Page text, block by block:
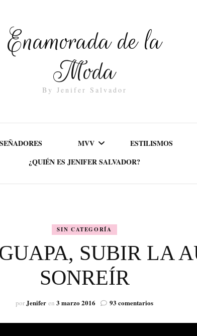
Enamorada de la
Moda
By Jenifer Salvador
MVV ESTILISMOS
¿QUIÉN ES JENIFER SALVADOR?
SIN CATEGORÍA
SUBIR LA
SONREÍR
porJenifer en 3 marzo 2016 93 comentariosen
SENTIRSE